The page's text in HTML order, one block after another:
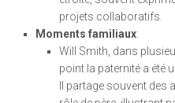
projets collaboratifs.
Moments familiaux:
Will Smith, dans
point la paternité a été
Il partage souvent